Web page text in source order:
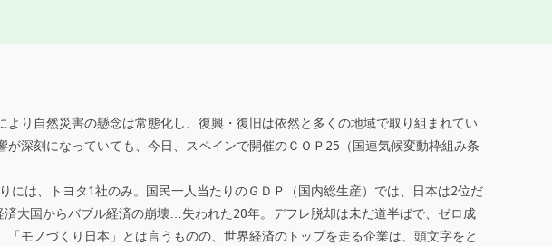
り自然災害の懸念は常態化し、復興・復旧は依然と多くの地域で取り組まれてい
深刻になっていても、今日、スペインで開催のＣＯＰ25（国連気候変動枠組み条
は、トヨタ1社のみ。国民一人当たりのＧＤＰ（国内総生産）では、日本は2位だ
大国からバブル経済の崩壊…失われた20年。デフレ脱却は未だ道半ばで、ゼロ成
モノづくり日本」とは言うものの、世界経済のトップを走る企業は、頭文字をと